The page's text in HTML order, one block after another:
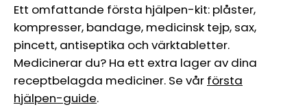
Ett omfattande första hjälpen-kit: plåster,
kompresser, bandage, medicinsk tejp, sax,
pincett, antiseptika och värktabletter.
Medicinerar du? Ha ett extra lager av dina
receptbelagda mediciner. Se vår första
hjälpen-guide.